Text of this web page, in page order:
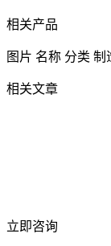
相关产品
图片 名称 分类 制
相关文章
立即咨询